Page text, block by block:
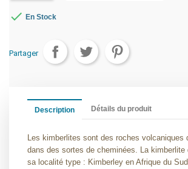
 En Stock
Partager
Description Détails du produit
Les kimberlites sont des roches volcaniques
dans des sortes de cheminées. La kimberlite
sa localité type : Kimberley en Afrique du